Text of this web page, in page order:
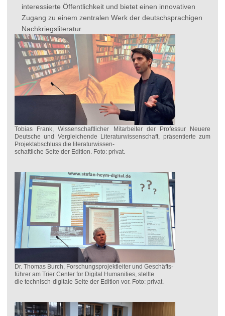
interessierte Öffentlichkeit und bietet einen innovativen
Zugang zu einem zentralen Werk der deutschsprachigen
Nachkriegsliteratur.
Tobias Frank, Wissenschaftlicher Mitarbeiter der Professur Neuere
Deutsche und Vergleichende Literaturwissenschaft, präsentierte zum
Projektabschluss die literaturwissen-
schaftliche Seite der Edition. Foto: privat.
Dr. Thomas Burch, Forschungsprojektleiter und Geschäfts-
führer am Trier Center for Digital Humanities, stellte
die technisch-digitale Seite der Edition vor. Foto: privat.